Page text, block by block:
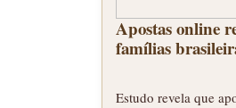
Apostas online
famílias
Estudo revela que